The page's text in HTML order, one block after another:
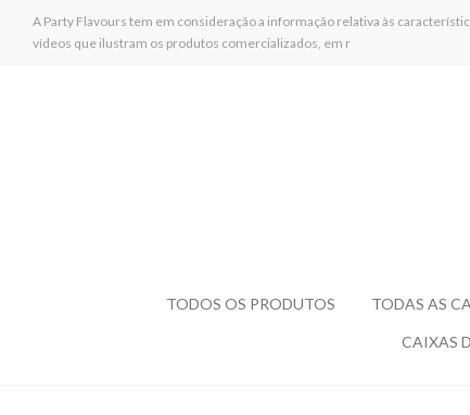
A Party Flavours tem em consideração a informação relativa às
vídeos que ilustram os produtos comercializados, em r
TODOS OS PRODUTOS TODAS AS
CAIXAS